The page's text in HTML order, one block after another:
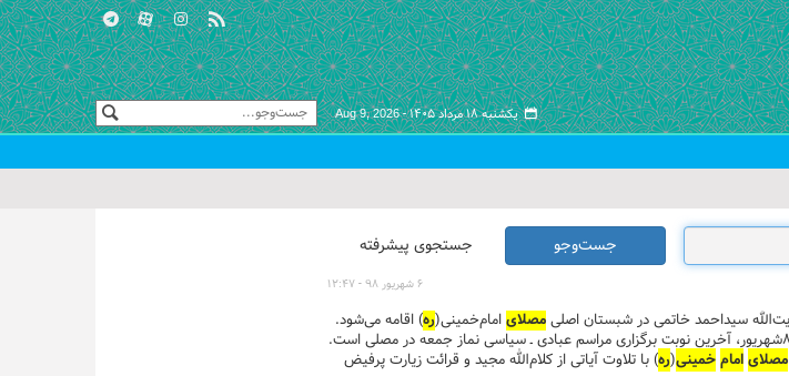
یکشنبه ۱۸ مرداد ۱۴۰۵ - Aug 9, 2026
جست‌وجو
جستجوی پیشرفته
مصلایامام‌خمینی(ره) اقامه می‌شود.
)، جمعه ۸شهریور، آخرین نوبت برگزاری مراسم عبادی ـ سیاسی نماز جمعه در مصلی است.
مصلایامامخمینی(ره) با تلاوت آیاتی از کلام‌الله مجید و قرائت زیارت پرفیض
۶ شهریور ۹۸ - ۱۲:۴۷